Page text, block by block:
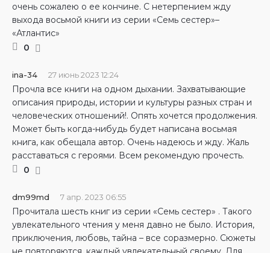
очень сожалею о ее кончине. С нетерпением жду
выхода восьмой книги из серии «Семь сестер»–
«Атлантис»
0
ina-34 27 июнь 2023 12:24
Прочла все книги на одном дыхании. Захватывающие
описания природы, истории и культуры разных стран и
человеческих отношений!. Опять хочется продолжения.
Может быть когда-нибудь будет написана восьмая
книга, как обещала автор. Очень надеюсь и жду. Жаль
расставаться с героями. Всем рекомендую прочесть.
0
dm99md 7 апр. 2023 06:55
Прочитала шесть книг из серии «Семь сестер» . Такого
увлекательного чтения у меня давно не было. История,
приключения, любовь, тайна – все соразмерно. Сюжеты